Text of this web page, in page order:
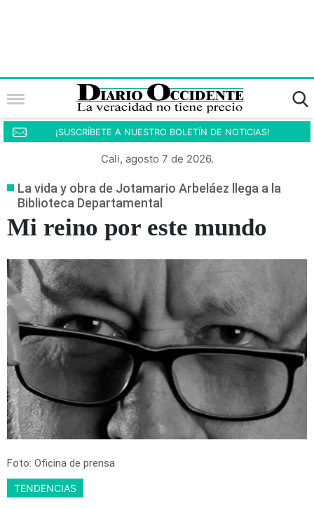
¡SUSCRÍBETE A NUESTRO BOLETÍN DE NOTICIAS!
Cali, agosto 7 de 2026.
La vida y obra de Jotamario Arbeláez llega a la
Biblioteca Departamental
Mi reino por este mundo
Foto: Oficina de prensa
TENDENCIAS